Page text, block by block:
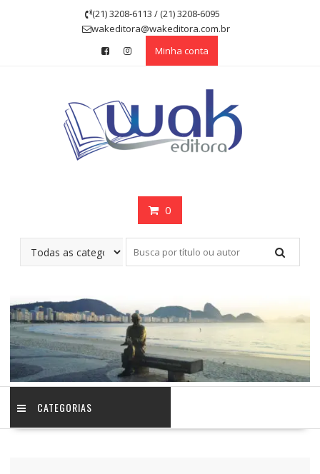
(21) 3208-6113 / (21) 3208-6095
wakeditora@wakeditora.com.br
Minha conta
0
CATEGORIAS